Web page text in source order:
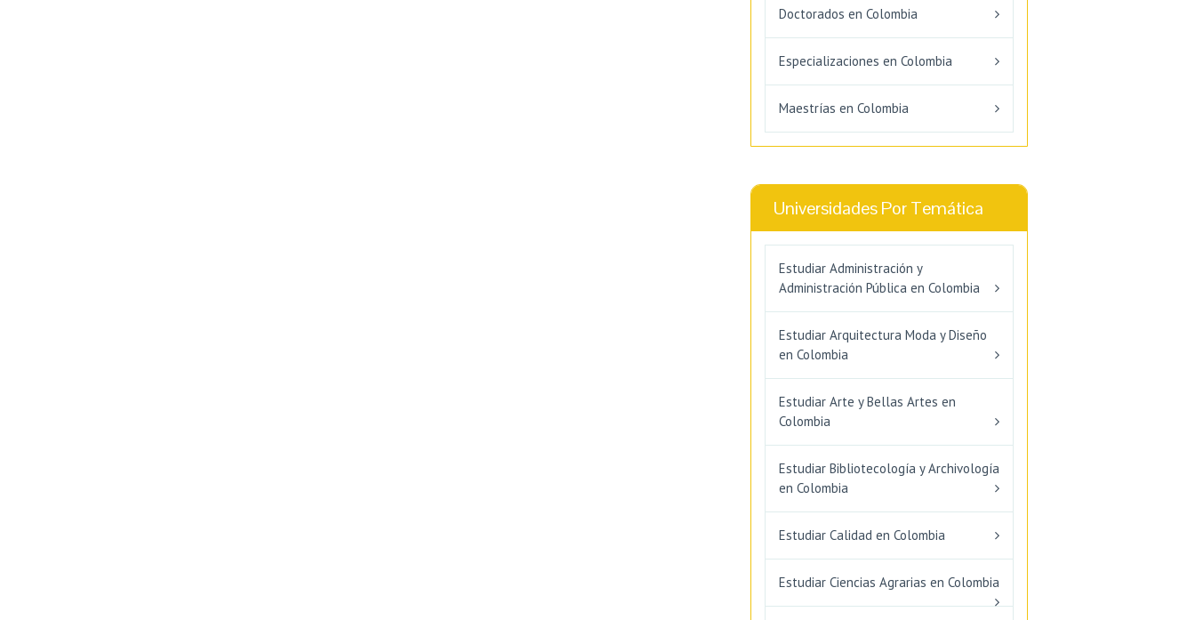
Doctorados en Colombia
Especializaciones en Colombia
Maestrías en Colombia
Universidades Por Temática
Estudiar Administración y
Administración Pública en Colombia
Estudiar Arquitectura Moda y Diseño
en Colombia
Estudiar Arte y Bellas Artes en
Colombia
Estudiar Bibliotecología y Archivología
en Colombia
Estudiar Calidad en Colombia
Estudiar Ciencias Agrarias en Colombia